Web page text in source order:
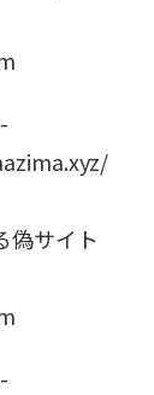
偽サイト